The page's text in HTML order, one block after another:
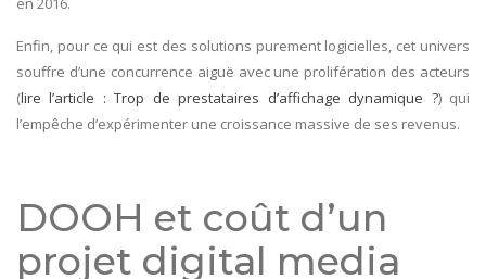
Enfin, pour ce qui est des solutions purement logicielles, cet univers
souffre d’une concurrence aiguë avec une prolifération des acteurs
(lire l’article : Trop de prestataires d’affichage dynamique ?) qui
l’empêche d’expérimenter une croissance massive de ses revenus.
DOOH et coût d’un
projet digital media